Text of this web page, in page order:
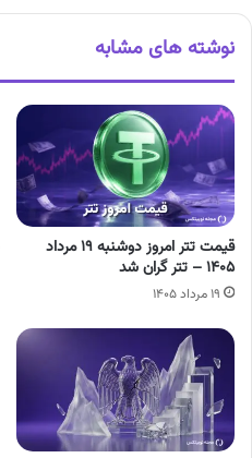
نوشته های مشابه
قیمت تتر امروز دوشنبه ۱۹ مرداد
۱۴۰۵ – تتر گران شد
۱۹ مرداد ۱۴۰۵